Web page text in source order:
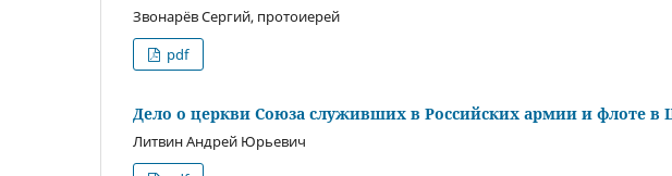
Звонарёв Сергий, протоиерей
pdf
Дело о церкви Союза служивших в Российских армии и флоте в
Литвин Андрей Юрьевич